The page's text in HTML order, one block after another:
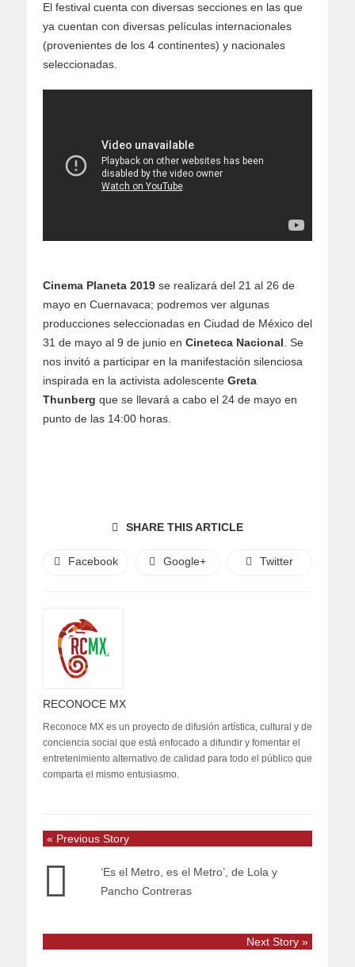
El festival cuenta con diversas secciones en las que
ya cuentan con diversas películas internacionales
(provenientes de los 4 continentes) y nacionales
seleccionadas.
Cinema Planeta 2019 se realizará del 21 al 26 de
mayo en Cuernavaca; podremos ver algunas
producciones seleccionadas en Ciudad de México del
31 de mayo al 9 de junio en Cineteca Nacional. Se
nos invitó a participar en la manifestación silenciosa
inspirada en la activista adolescente Greta
Thunberg que se llevará a cabo el 24 de mayo en
punto de las 14:00 horas.
SHARE THIS ARTICLE
Facebook Google+ Twitter
RECONOCE MX
Reconoce MX es un proyecto de difusión artística, cultural y de
conciencia social que está enfocado a difundir y fomentar el
entretenimiento alternativo de calidad para todo el público que
comparta el mismo entusiasmo.
« Previous Story
‘Es el Metro, es el Metro’, de Lola y
Pancho Contreras
Next Story »